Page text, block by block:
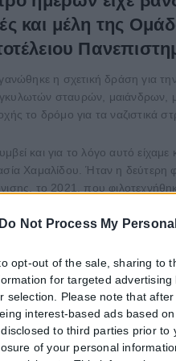
Do Not Process My
opt-out of the sale, sharing to
for targeted
selection. Please note that
interest-based ads based
to third parties prior
of your personal
και μέλη της
η σχετική δράση για
σταυρών,
το δρόμο για τα ναζιστικά
και για το λόγο αυτό
Χαμαλίδου. Ήταν η
το 2021, που
εβδομάδες που σύμβολα
είχαν βεβηλώσει
μέρες.
της αμάθειας, που συντηρούν
αντισταθούμε συλλογικά
τα θύματα της εβραϊκής
των ΗΠΑ στη Θεσσαλονίκη,